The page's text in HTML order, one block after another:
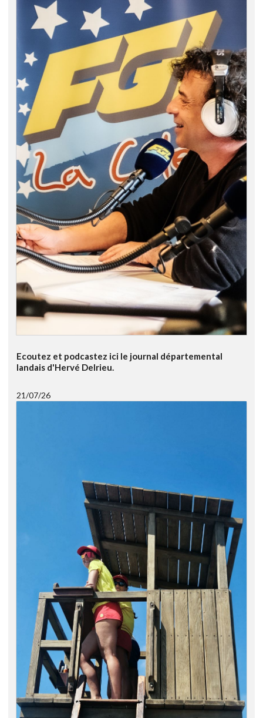
Ecoutez et podcastez ici le journal départemental
landais d'Hervé Delrieu.
21/07/26